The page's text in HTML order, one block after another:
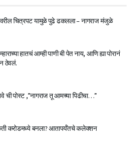
चित्रपट यामुळे पुढे ढकलला – नागराज मंजुळे
हातचं आम्ही पाणी बी पेत नाय, आणि ह्या पोरानं
ठेवलं.
ची पोस्ट ,”नागराज तू आमच्या पिढीचा…”
करोडमध्ये बनला? आतापर्यँतचे कलेक्शन